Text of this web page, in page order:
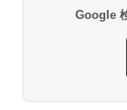
Google